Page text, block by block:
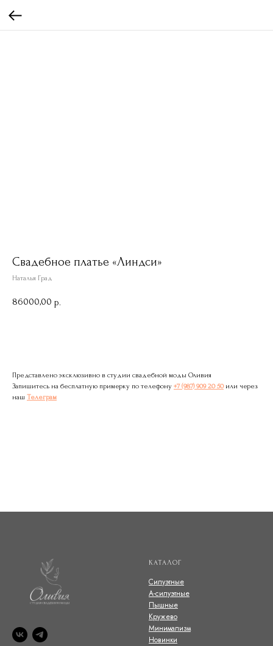
Свадебное платье «Линдси»
Наталья Град
86000,00 р.
Представлено эксклюзивно в студии свадебной моды Оливия
Запишитесь на бесплатную примерку по телефону +7 (987) 909 20 50или через
наш Телеграм
КАТАЛОГ
Силуэтные
А-силуэтные
Пышные
Кружево
Минимализм
Новинки